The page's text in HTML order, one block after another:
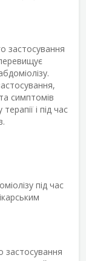
застосування
симптомів
і під час
під час
застосування